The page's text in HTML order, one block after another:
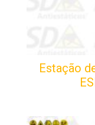
Estação